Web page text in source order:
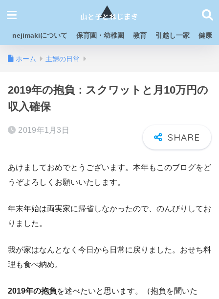
nejimakiについて 保育園・幼稚園 教育 引越し一家 健康
ホーム 主婦の日常
2019年の抱負：スクワットと月10万円の
収入確保
2019年1月3日
あけましておめでとうございます。本年もこのブログをど
うぞよろしくお願いいたします。
年末年始は両実家に帰省しなかったので、のんびりしてお
りました。
我が家はなんとなく今日から日常に戻りました。おせち料
理も食べ納め。
2019年の抱負を述べたいと思います。（抱負を聞いた